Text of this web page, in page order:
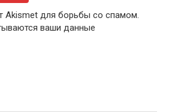
Akismet для борьбы со спамом.
ваши данные